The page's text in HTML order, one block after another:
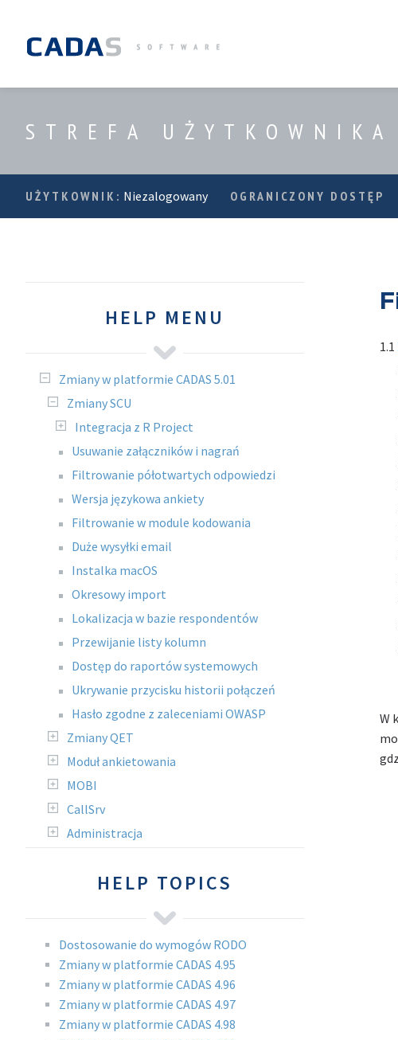
STREFA UŻYTKOWNIKA
UŻYTKOWNIK: Niezalogowany OGRANICZONY DOSTĘP
HELP MENU
Zmiany w platformie CADAS 5.01
Zmiany SCU
Integracja z R Project
Usuwanie załączników i nagrań
Filtrowanie półotwartych odpowiedzi
Wersja językowa ankiety
Filtrowanie w module kodowania
Duże wysyłki email
Instalka macOS
Okresowy import
Lokalizacja w bazie respondentów
Przewijanie listy kolumn
Dostęp do raportów systemowych
Ukrywanie przycisku historii połączeń
Hasło zgodne z zaleceniami OWASP
Zmiany QET
Moduł ankietowania
MOBI
CallSrv
Administracja
HELP TOPICS
Dostosowanie do wymogów RODO
Zmiany w platformie CADAS 4.95
Zmiany w platformie CADAS 4.96
Zmiany w platformie CADAS 4.97
Zmiany w platformie CADAS 4.98
1.1
W